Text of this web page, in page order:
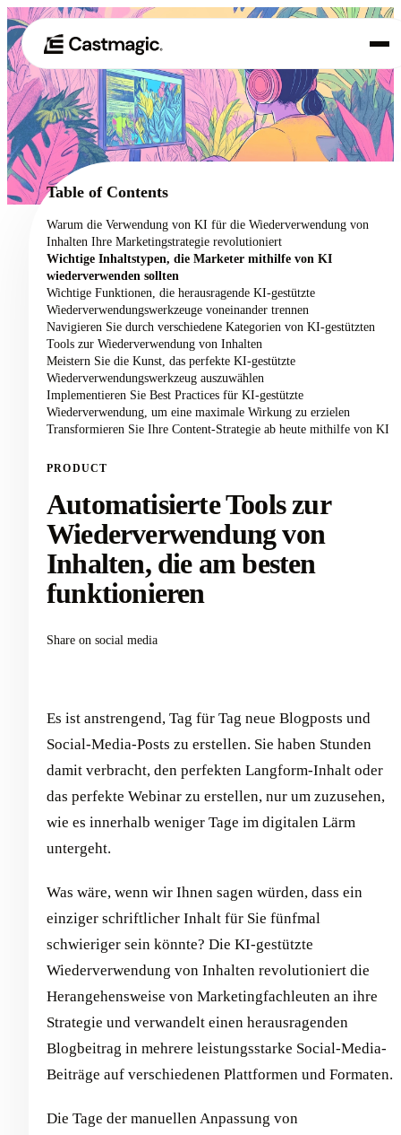
Produkt
02 Anwendungsfälle
Preisgestaltung
Über uns
Table of Contents
Warum die Verwendung von KI für die Wiederverwendung von
Inhalten Ihre Marketingstrategie revolutioniert
Wichtige Inhaltstypen, die Marketer mithilfe von KI
wiederverwenden sollten
Wichtige Funktionen, die herausragende KI-gestützte
Wiederverwendungswerkzeuge voneinander trennen
Navigieren Sie durch verschiedene Kategorien von KI-gestützten
Tools zur Wiederverwendung von Inhalten
Meistern Sie die Kunst, das perfekte KI-gestützte
Wiederverwendungswerkzeug auszuwählen
Implementieren Sie Best Practices für KI-gestützte
Wiederverwendung, um eine maximale Wirkung zu erzielen
Transformieren Sie Ihre Content-Strategie ab heute mithilfe von KI
PRODUCT
Automatisierte Tools zur
Wiederverwendung von
Inhalten, die am besten
funktionieren
Share on social media
Es ist anstrengend, Tag für Tag neue Blogposts und
Social-Media-Posts zu erstellen. Sie haben Stunden
damit verbracht, den perfekten Langform-Inhalt oder
das perfekte Webinar zu erstellen, nur um zuzusehen,
wie es innerhalb weniger Tage im digitalen Lärm
untergeht.
Was wäre, wenn wir Ihnen sagen würden, dass ein
einziger schriftlicher Inhalt für Sie fünfmal
schwieriger sein könnte? Die KI-gestützte
Wiederverwendung von Inhalten revolutioniert die
Herangehensweise von Marketingfachleuten an ihre
Strategie und verwandelt einen herausragenden
Blogbeitrag in mehrere leistungsstarke Social-Media-
Beiträge auf verschiedenen Plattformen und Formaten.
Die Tage der manuellen Anpassung von